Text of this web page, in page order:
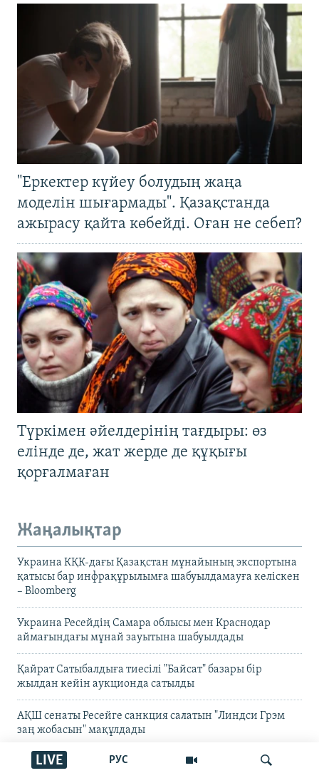
РУС
LIVE
"Еркектер күйеу болудың жаңа
моделін шығармады". Қазақстанда
ажырасу қайта көбейді. Оған не себеп?
Түркімен әйелдерінің тағдыры: өз
елінде де, жат жерде де құқығы
қорғалмаған
Жаңалықтар
Украина КҚК-дағы Қазақстан мұнайының экспортына
қатысы бар инфрақұрылымға шабуылдамауға келіскен
– Bloomberg
Украина Ресейдің Самара облысы мен Краснодар
аймағындағы мұнай зауытына шабуылдады
Қайрат Сатыбалдыға тиесілі "Байсат" базары бір
жылдан кейін аукционда сатылды
АҚШ сенаты Ресейге санкция салатын "Линдси Грэм
заң жобасын" мақұлдады
Wildberries қоймаларының бір бөлігін "Қазақстан,